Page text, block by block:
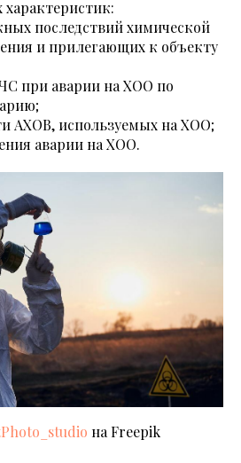
последствий химической
и прилегающих к объекту
при аварии на ХОО по
АХОВ, используемых на ХОО;
аварии на ХОО.
на Freepik